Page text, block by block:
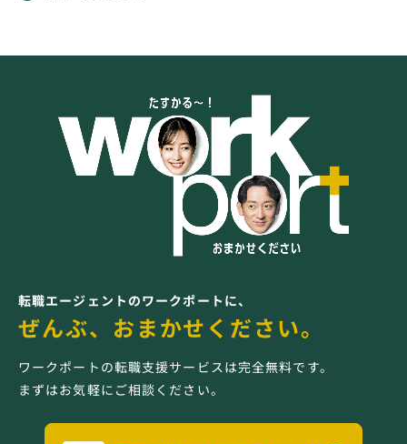
転職エージェントのワークポートに、
ぜんぶ、おまかせください。
ワークポートの転職支援サービスは完全無料です。
まずはお気軽にご相談ください。